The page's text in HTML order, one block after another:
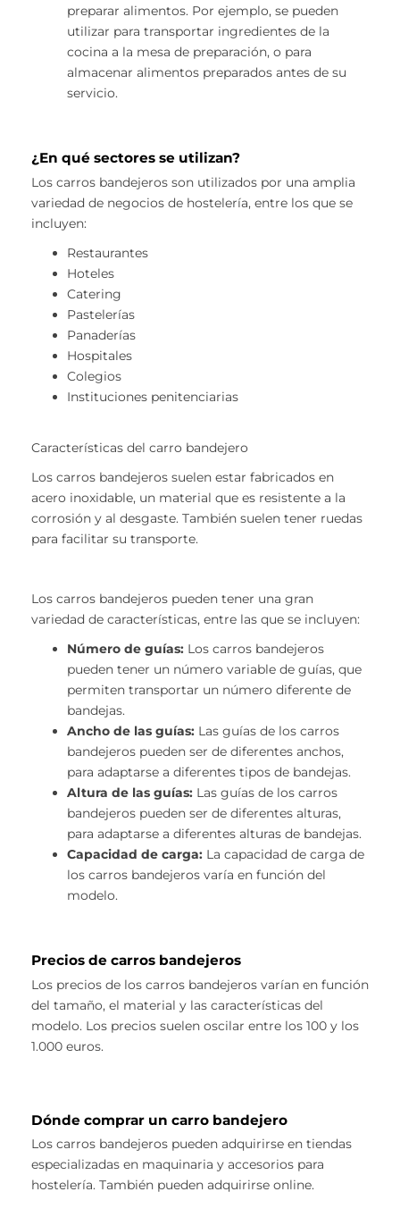
preparar alimentos. Por ejemplo, se pueden
utilizar para transportar ingredientes de la
cocina a la mesa de preparación, o para
almacenar alimentos preparados antes de su
servicio.
¿En qué sectores se utilizan?
Los carros bandejeros son utilizados por una amplia
variedad de negocios de hostelería, entre los que se
incluyen:
Restaurantes
Hoteles
Catering
Pastelerías
Panaderías
Hospitales
Colegios
Instituciones penitenciarias
Características del carro bandejero
Los carros bandejeros suelen estar fabricados en
acero inoxidable, un material que es resistente a la
corrosión y al desgaste. También suelen tener ruedas
para facilitar su transporte.
Los carros bandejeros pueden tener una gran
variedad de características, entre las que se incluyen:
Número de guías: Los carros bandejeros
pueden tener un número variable de guías, que
permiten transportar un número diferente de
bandejas.
Ancho de las guías: Las guías de los carros
bandejeros pueden ser de diferentes anchos,
para adaptarse a diferentes tipos de bandejas.
Altura de las guías: Las guías de los carros
bandejeros pueden ser de diferentes alturas,
para adaptarse a diferentes alturas de bandejas.
Capacidad de carga: La capacidad de carga de
los carros bandejeros varía en función del
modelo.
Precios de carros bandejeros
Los precios de los carros bandejeros varían en función
del tamaño, el material y las características del
modelo. Los precios suelen oscilar entre los 100 y los
1.000 euros.
Dónde comprar un carro bandejero
Los carros bandejeros pueden adquirirse en tiendas
especializadas en maquinaria y accesorios para
hostelería. También pueden adquirirse online.